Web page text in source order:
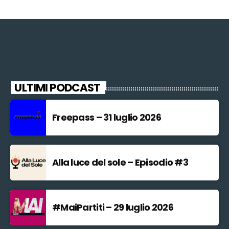
ULTIMI PODCAST
Freepass – 31 luglio 2026
Alla luce del sole – Episodio #3
#MaiPartiti – 29 luglio 2026